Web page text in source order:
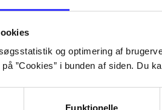
og optimering af
”Cookies” i bunden af siden. Du